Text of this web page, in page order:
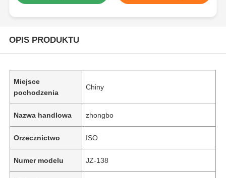
OPIS PRODUKTU
Miejsce
pochodzenia
Chiny
Nazwa handlowa zhongbo
Orzecznictwo ISO
Numer modelu JZ-138